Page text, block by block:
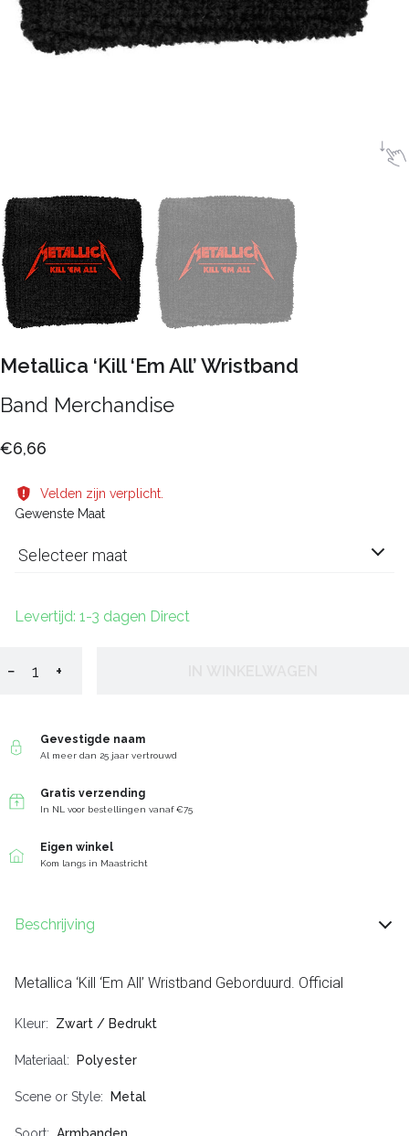
Metallica ‘Kill ‘Em All’ Wristband
Band Merchandise
€6,66
Velden zijn verplicht.
Gewenste Maat
Selecteer maat
Levertijd: 1-3 dagen Direct
− +
Gevestigde naam
Al meer dan 25 jaar vertrouwd
Gratis verzending
In NL voor bestellingen vanaf €75
Eigen winkel
Kom langs in Maastricht
Beschrijving
Metallica ‘Kill ‘Em All’ Wristband Geborduurd. Official
Kleur Zwart / Bedrukt
Materiaal Polyester
Scene or Style Metal